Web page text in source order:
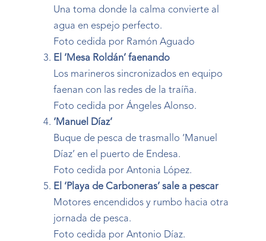
Una toma donde la calma convierte al
agua en espejo perfecto.
Foto cedida por Ramón Aguado
El ‘Mesa Roldán’ faenando
Los marineros sincronizados en equipo
faenan con las redes de la traíña.
Foto cedida por Ángeles Alonso.
‘Manuel Díaz’
Buque de pesca de trasmallo ‘Manuel
Díaz’ en el puerto de Endesa.
Foto cedida por Antonia López.
El ‘Playa de Carboneras’ sale a pescar
Motores encendidos y rumbo hacia otra
jornada de pesca.
Foto cedida por Antonio Díaz.